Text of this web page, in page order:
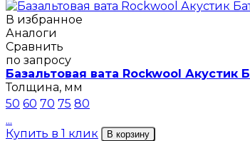
В избранное
Аналоги
Сравнить
по запросу
Базальтовая вата Rockwool Акустик
Толщина, мм
50 60 70 75 80
...
Купить в 1 клик
В корзину